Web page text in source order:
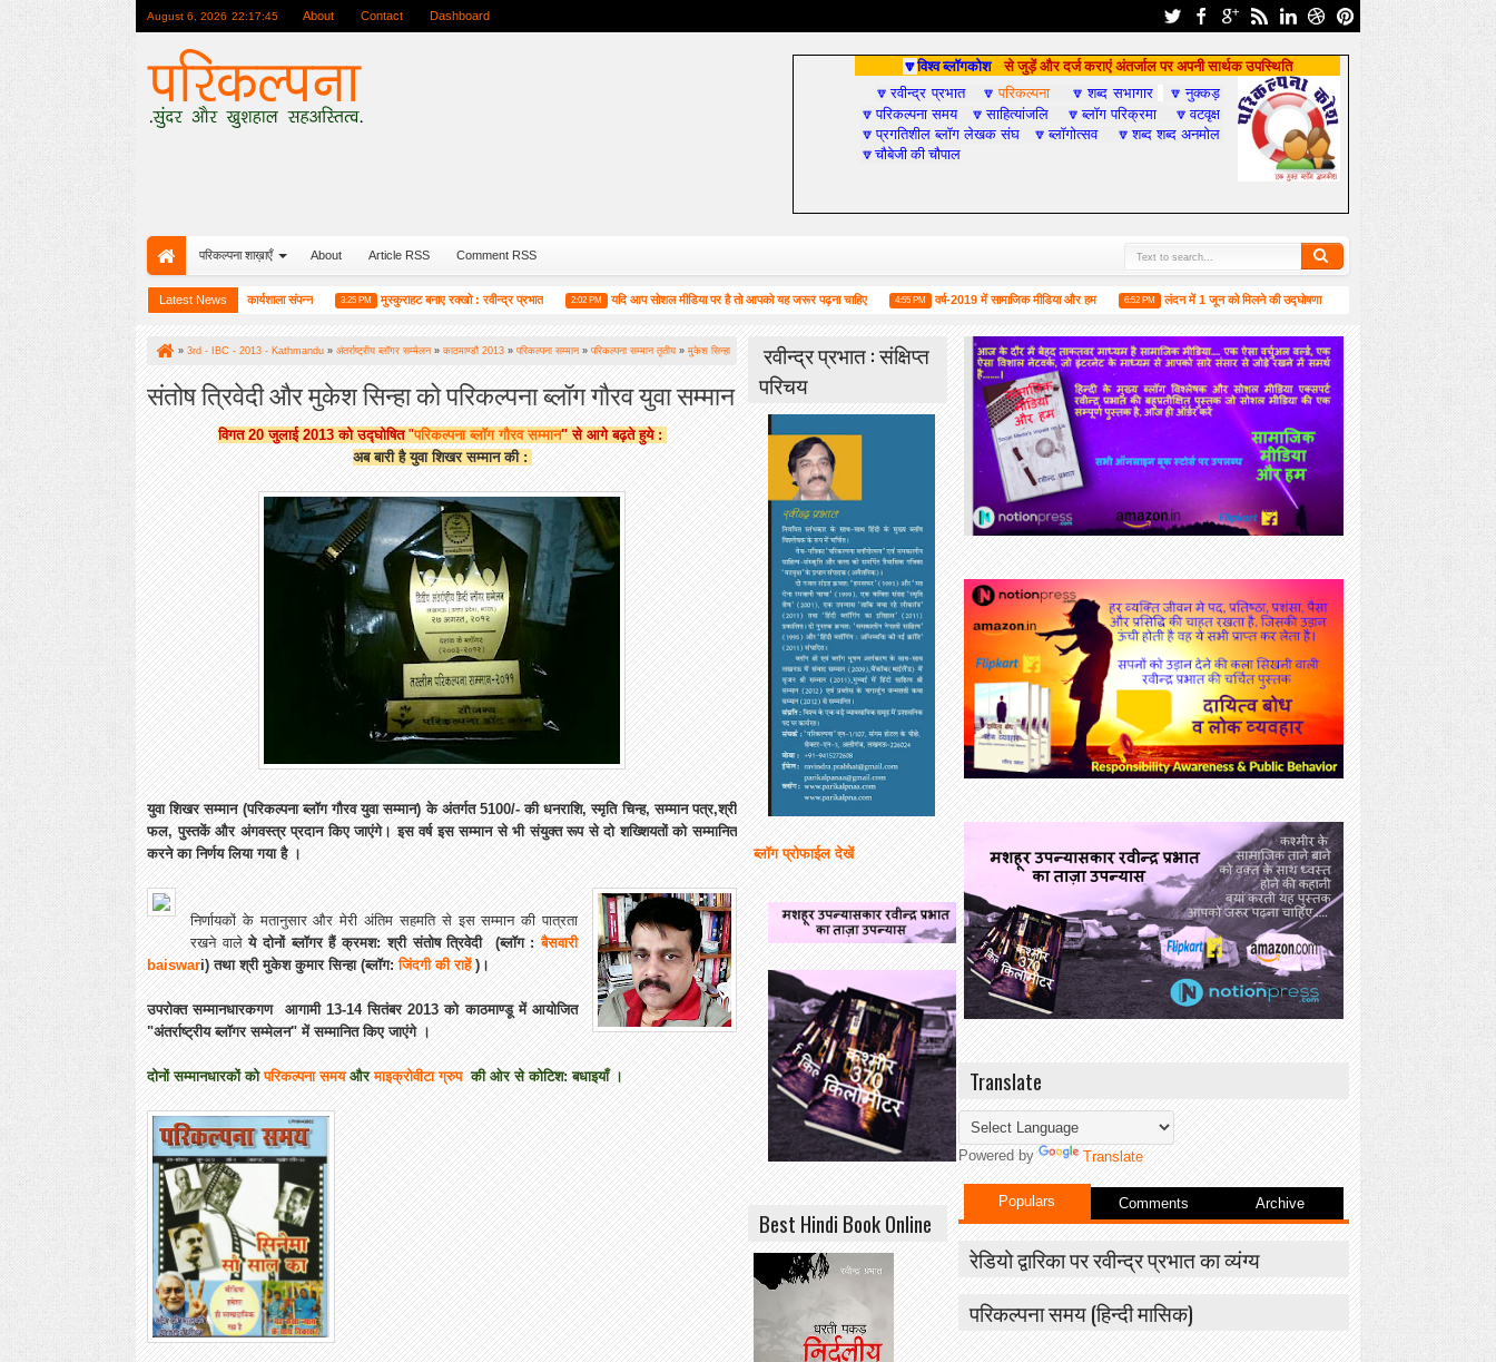
August 6, 2026 22:17:47 About Contact Dashboard
🔽विश्व ब्लॉगकोश से जुड़ें और दर्ज कराएं अंतर्जाल पर अपनी सार्थक उपस्थिति
🔽रवीन्द्र प्रभात 🔽परिकल्पना 🔽शब्द सभागार 🔽नुक्कड़
🔽परिकल्पना समय 🔽साहित्यांजलि 🔽ब्लॉग परिक्रमा 🔽वटवृक्ष
🔽प्रगतिशील ब्लॉग लेखक संघ 🔽ब्लॉगोत्सव 🔽शब्द शब्द अनमोल
🔽चौबेजी की चौपाल
परिकल्पना शाख़ाएँ About Article RSS Comment RSS
Latest News
हाईकु गंगा पटल पर हाइगा की कार्यशाला संपन्न 3:25 PM मुस्कुराहट बनाए रक्खो : रवीन्द्र प्रभात 2:02 PM यदि आप सोशल मीडिया पर है तो आपको यह जरूर पढ़ना चाहिए 4:55 PM वर्ष-2019 में सामाजिक मीडिया और हम 6:52 PM लंदन में 1 जून को मिलने की उद्घोषणा के साथ मालदीव में अंतरराष्ट्रीय हिन्दी उत्सव
» 3rd - IBC - 2013 - Kathmandu » अंतर्राष्ट्रीय ब्लॉगर सम्मेलन» काठमाण्डौ 2013 » परिकल्पना सम्मान» परिकल्पना सम्मान तृतीय » मुकेश सिन्हा
»संतोष त्रिवेदी»संतोष त्रिवेदी और मुकेश सिन्हा को परिकल्पना ब्लॉग गौरव युवा सम्मान
संतोष त्रिवेदी और मुकेश सिन्हा को परिकल्पना ब्लॉग गौरव युवा सम्मान
विगत 20 जुलाई 2013 को उद्घोषित"परिकल्पना ब्लॉग गौरव सम्मान" से आगे बढ़ते हुये :
अब बारी हैयुवा शिखर सम्मान की :
युवा शिखर सम्मान (परिकल्पना ब्लॉग गौरव युवा सम्मान) के अंतर्गत 5100/- की धनराशि, स्मृति चिन्ह, सम्मान पत्र,श्री
फल, पुस्तकें और अंगवस्त्र प्रदान किए जाएंगे।इस वर्ष इस सम्मान से भी संयुक्त रूप से दो शख्शियतों को सम्मानित
करने का निर्णय लिया गया है ।
निर्णायकों के मतानुसार और मेरी अंतिम सहमति से इस सम्मान की पात्रता
रखने वालेये दोनों ब्लॉगर हैं क्रमश: श्री संतोष त्रिवेदी (ब्लॉग :बैसवारी
baiswari) तथा श्री मुकेश कुमार सिन्हा (ब्लॉग:जिंदगी की राहें)।
उपरोक्त सम्मानधारकगण आगामी 13-14 सितंबर 2013 को काठमाण्डू में आयोजित
"अंतर्राष्ट्रीय ब्लॉगर सम्मेलन" में सम्मानित किए जाएंगे ।
दोनों सम्मानधारकों कोपरिकल्पना समयऔरमाइक्रोवीटा ग्रुपकी ओर से कोटिश: बधाइयाँ । Translate
Powered by Translate
Populars Comments Archive
रेडियो द्वारिका पर रवीन्द्र प्रभात का व्यंग्य
परिकल्पना समय (हिन्दी मासिक)
रवीन्द्र प्रभात : संक्षिप्त
परिचय
ब्लॉग प्रोफाईल देखें
Best Hindi Book Online